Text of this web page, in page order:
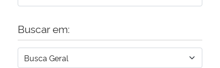
Buscar em: